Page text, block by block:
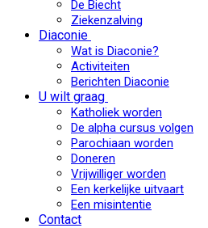
De Biecht
Ziekenzalving
Diaconie
Wat is Diaconie?
Activiteiten
Berichten Diaconie
U wilt graag
Katholiek worden
De alpha cursus volgen
Parochiaan worden
Doneren
Vrijwilliger worden
Een kerkelijke uitvaart
Een misintentie
Contact